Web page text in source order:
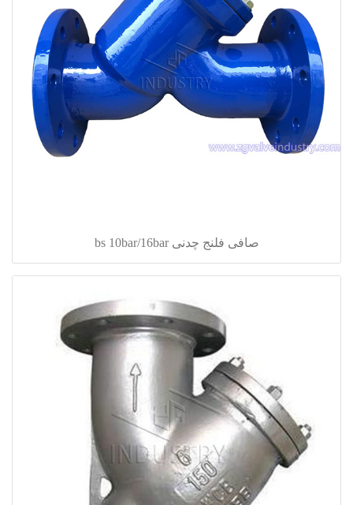
صافی فلنج چدنی bs 10bar/16bar